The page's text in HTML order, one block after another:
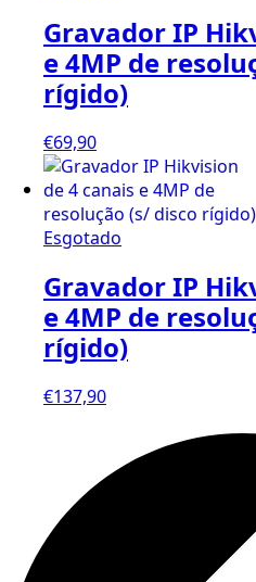
Gravador IP
e 4MP de
rígido)
€69,90
Esgotado
Gravador IP
e 4MP de
rígido)
€137,90